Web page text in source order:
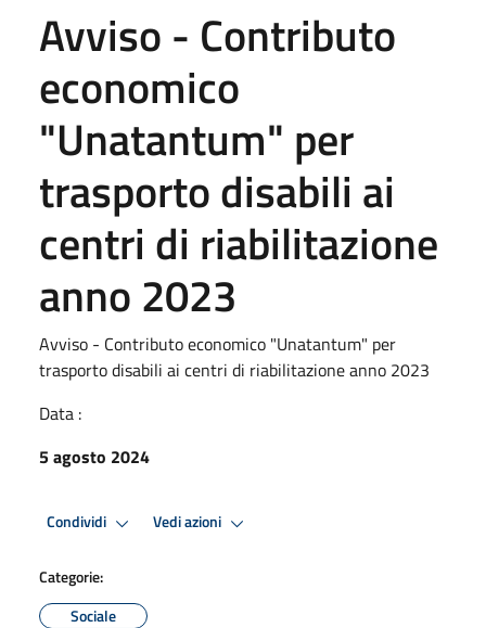
Avviso - Contributo
economico
"Unatantum" per
trasporto disabili ai
centri di riabilitazione
anno 2023
Avviso - Contributo economico "Unatantum" per
trasporto disabili ai centri di riabilitazione anno 2023
Data :
5 agosto 2024
Condividi Vedi azioni
Categorie:
Sociale